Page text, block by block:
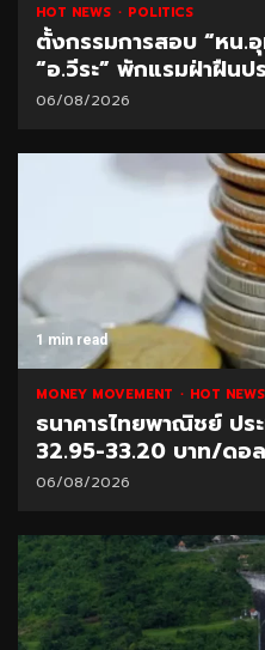
HOT NEWS POLITICS
ตั้งกรรมการสอบ “หน
“อ.วีระ” พักแรมฝ่าฝืนป
06/08/2026
1 min read
MONEY MOVEMENT HOT NEWS
ธนาคารไทยพาณิชย์ ปร
32.95-33.20 บาท/ดอ
06/08/2026